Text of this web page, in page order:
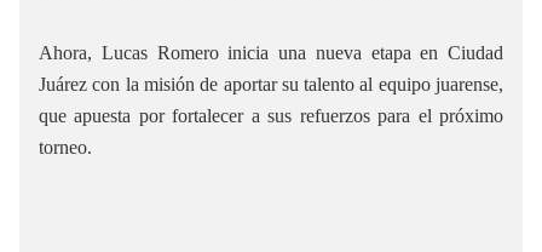
Ahora, Lucas Romero inicia una nueva etapa en Ciudad
Juárez con la misión de aportar su talento al equipo juarense,
que apuesta por fortalecer a sus refuerzos para el próximo
torneo.